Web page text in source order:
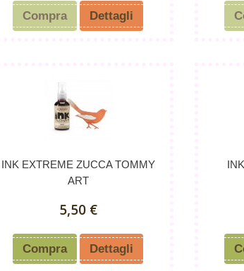
Compra Dettagli
INK EXTREME ZUCCA TOMMY
ART
5,50 €
Compra Dettagli